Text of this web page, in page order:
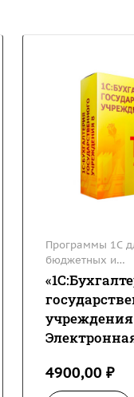
Программы 1С
бюджетных и
учреждения
4900,00 ₽